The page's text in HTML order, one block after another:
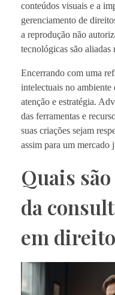
conteúdos visuais e a
gerenciamento de
a reprodução não
tecnológicas são aliadas
Encerrando com uma
intelectuais no
atenção e estratégia.
das ferramentas e
suas criações sejam
assim para um mercado
Quais
da
em